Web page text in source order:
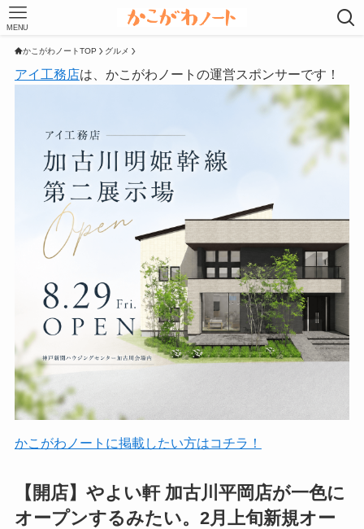
MENU
かこがわノートTOP グルメ
アイ工務店は、かこがわノートの運営スポンサーです！
かこがわノートに掲載したい方はコチラ！
【開店】やよい軒 加古川平岡店が一色に
オープンするみたい。2月上旬新規オー